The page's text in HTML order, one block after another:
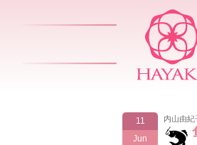
11
Jun
内山由紀